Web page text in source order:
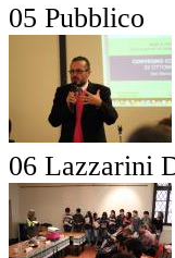
05 Pubblico
06 Lazzarini